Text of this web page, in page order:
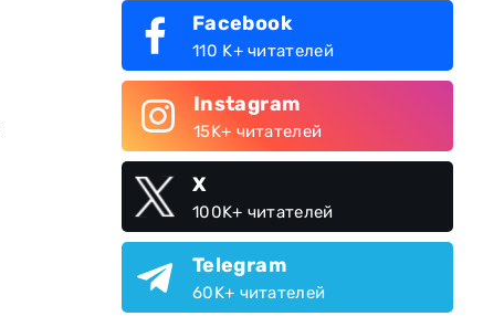
Facebook
110 K+ читателей
Instagram
15K+ читателей
X
100K+ читателей
Telegram
60K+ читателей